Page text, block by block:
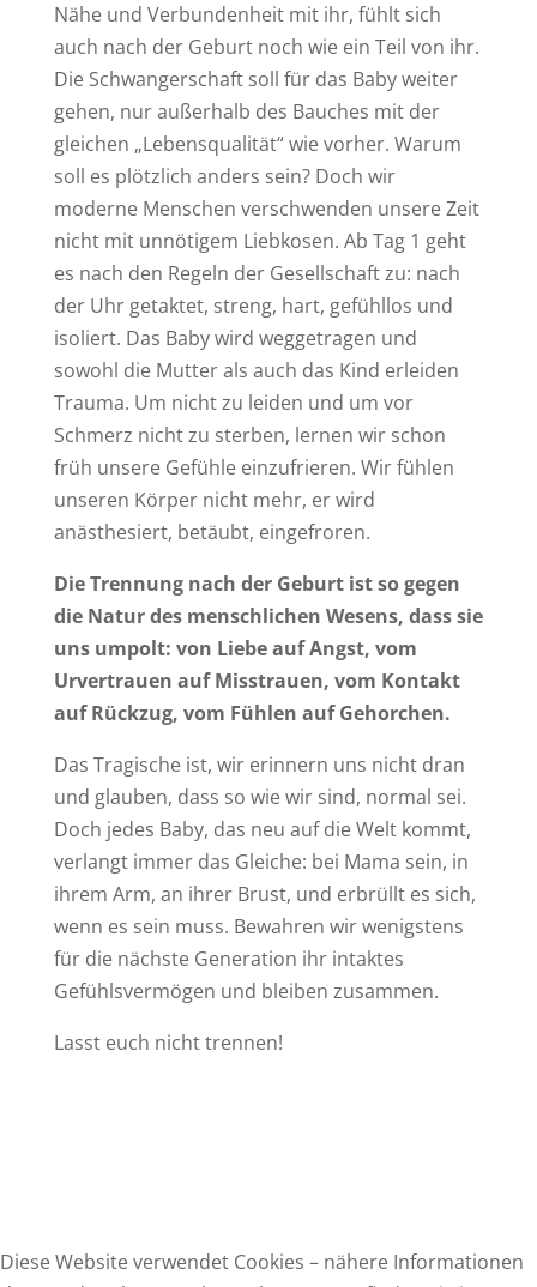
Nähe und Verbundenheit mit ihr, fühlt sich
auch nach der Geburt noch wie ein Teil von ihr.
Die Schwangerschaft soll für das Baby weiter
gehen, nur außerhalb des Bauches mit der
gleichen „Lebensqualität“ wie vorher. Warum
soll es plötzlich anders sein? Doch wir
moderne Menschen verschwenden unsere Zeit
nicht mit unnötigem Liebkosen. Ab Tag 1 geht
es nach den Regeln der Gesellschaft zu: nach
der Uhr getaktet, streng, hart, gefühllos und
isoliert. Das Baby wird weggetragen und
sowohl die Mutter als auch das Kind erleiden
Trauma. Um nicht zu leiden und um vor
Schmerz nicht zu sterben, lernen wir schon
früh unsere Gefühle einzufrieren. Wir fühlen
unseren Körper nicht mehr, er wird
anästhesiert, betäubt, eingefroren.
Die Trennung nach der Geburt ist so gegen
die Natur des menschlichen Wesens, dass sie
uns umpolt: von Liebe auf Angst, vom
Urvertrauen auf Misstrauen, vom Kontakt
auf Rückzug, vom Fühlen auf Gehorchen.
Das Tragische ist, wir erinnern uns nicht dran
und glauben, dass so wie wir sind, normal sei.
Doch jedes Baby, das neu auf die Welt kommt,
verlangt immer das Gleiche: bei Mama sein, in
ihrem Arm, an ihrer Brust, und erbrüllt es sich,
wenn es sein muss. Bewahren wir wenigstens
für die nächste Generation ihr intaktes
Gefühlsvermögen und bleiben zusammen.
Lasst euch nicht trennen!
Diese Website verwendet Cookies – nähere Informationen